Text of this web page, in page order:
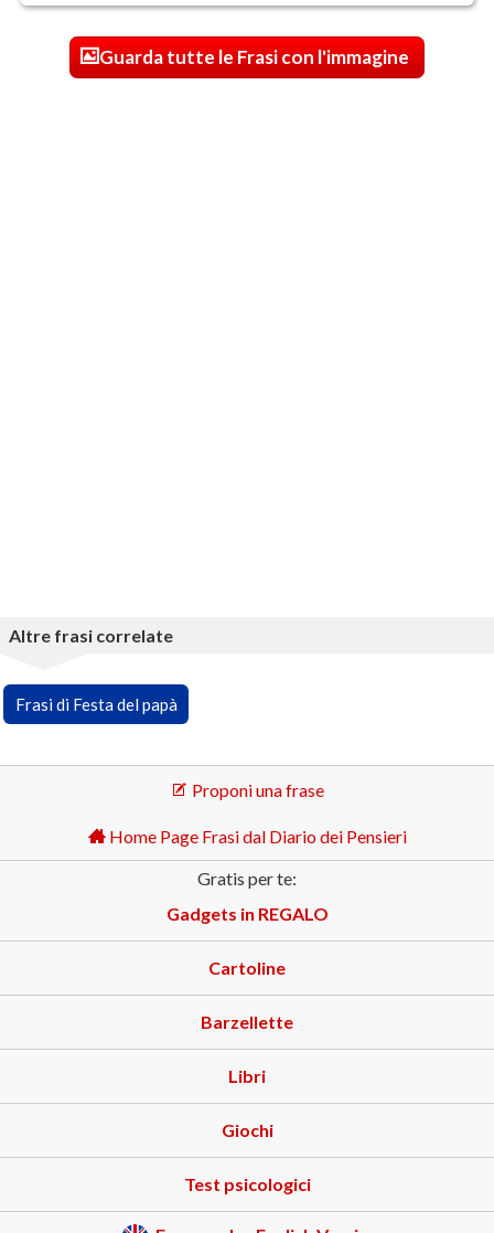
Guarda tutte le Frasi con l'immagine
Altre frasi correlate
Frasi di Festa del papà
Proponi una frase
Home Page Frasi dal Diario dei Pensieri
Gratis per te:
Gadgets in REGALO
Cartoline
Barzellette
Libri
Giochi
Test psicologici